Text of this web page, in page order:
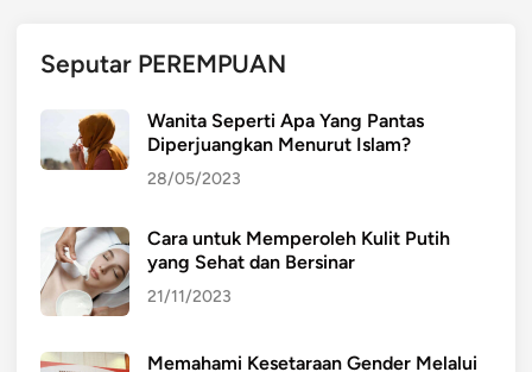
y
a
n
K
Seputar PEREMPUAN
Wanita Seperti Apa Yang Pantas
Diperjuangkan Menurut Islam?
28/05/2023
Cara untuk Memperoleh Kulit Putih
yang Sehat dan Bersinar
21/11/2023
Memahami Kesetaraan Gender Melalui